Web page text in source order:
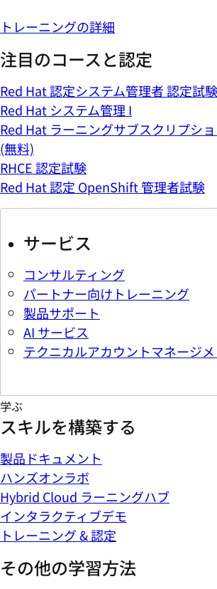
トレーニングの詳細
注目のコースと認定
Red Hat 認定システム管理者 認定試験
Red Hat システム管理 I
Red Hat ラーニングサブスクリプシ
(無料)
RHCE 認定試験
Red Hat 認定 OpenShift 管理者試験
サービス
コンサルティング
パートナー向けトレーニング
製品サポート
AI サービス
テクニカルアカウントマネージ
学ぶ
スキルを構築する
製品ドキュメント
ハンズオンラボ
Hybrid Cloud ラーニングハブ
インタラクティブデモ
トレーニング & 認定
その他の学習方法